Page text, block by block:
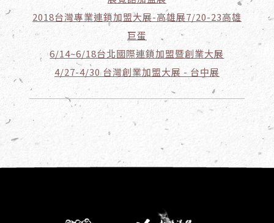
2018台灣專業連鎖加盟大展-高雄展7/20-23高雄
巨蛋
6/14~6/18台北國際連鎖加盟暨創業大展
4/27-4/30 台灣創業加盟大展 - 台中展